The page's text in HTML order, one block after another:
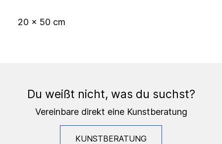
20 x 50 cm
Du weißt nicht, was du suchst?
Vereinbare direkt eine Kunstberatung
KUNSTBERATUNG